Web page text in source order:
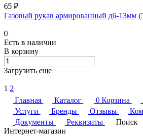
65 ₽
Газовый рукав армированный д6-13мм
0
Есть в наличии
В корзину
Загрузить еще
1 2
Главная
Каталог 0 Корзина
Услуги
Бренды Отзывы
Документы
Реквизиты
Поиск
Интернет-магазин